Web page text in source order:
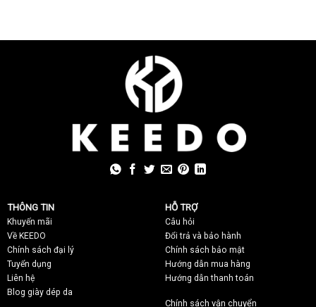
THÔNG TIN
Khuyến mãi
Về KEEDO
Chính sách đại lý
Tuyển dụng
Liên hệ
Blog giày dép da
HỖ TRỢ
Câu hỏi
Đổi trả và bảo hành
Chính sách bảo mật
Hướng dẫn mua hàng
Hướng dẫn thanh toán
Chính sách vận chuyển